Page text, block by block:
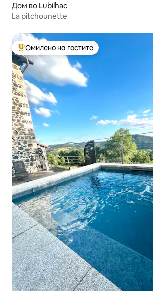
Дом во Lubilhac
La pitchounette
Меѓу најуспешните „Омилени на гостите“
Омилено на гостите